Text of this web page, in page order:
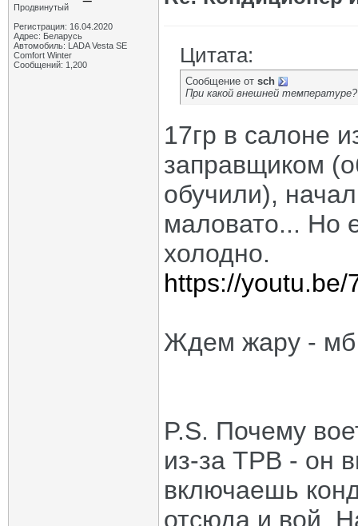
Продвинутый
Регистрация: 16.04.2020
Адрес: Беларусь
Автомобиль: LADA Vesta SE
Comfort Winter
Сообщений: 1,200
Цитата:
Сообщение от sch
При какой внешней температуре?
17гр в салоне
заправщиком
обучили),
маловато... Но
холодно.
https://youtu.be/
Ждем жару - мб
P.S. Почему
из-за ТРВ - он
включаешь
отсюда и вой.